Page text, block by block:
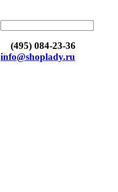
(495) 084-23-36
info@shoplady.ru